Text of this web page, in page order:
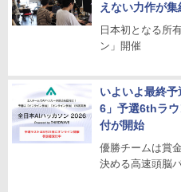
えない力作が集
日本初となる所
ン」開催
いよいよ最終
6」予選6thラ
付が開始
優勝チームは賞
決める高速頭脳